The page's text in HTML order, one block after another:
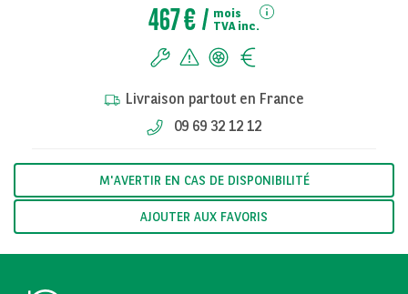
467 €
mois
TVA inc.
Livraison partout en France
09 69 32 12 12
M'AVERTIR EN CAS DE DISPONIBILITÉ
AJOUTER AUX FAVORIS